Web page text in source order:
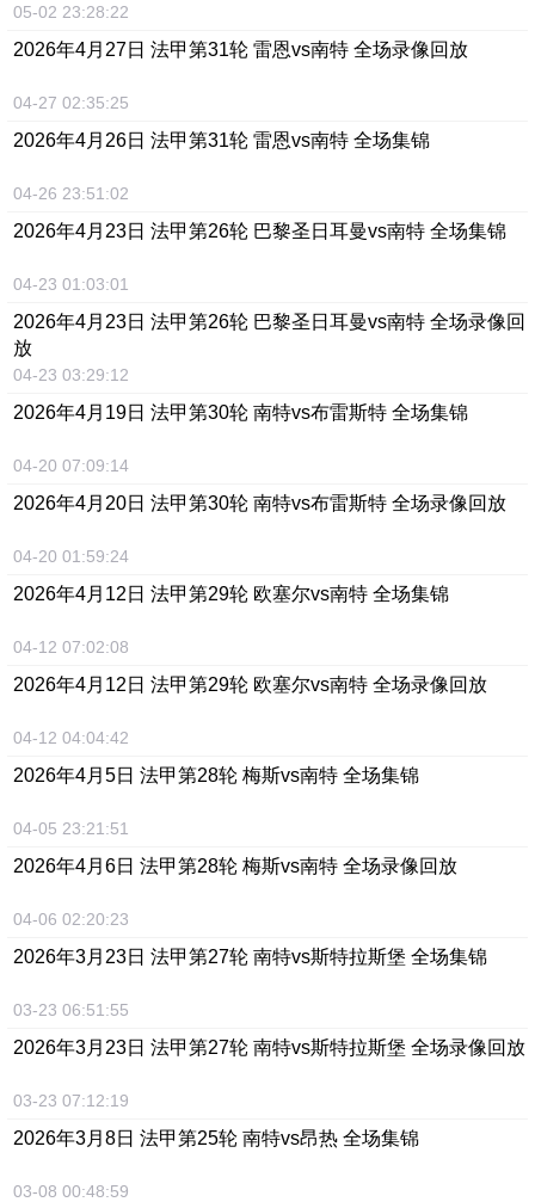
05-02 23:28:22
2026年4月27日 法甲第31轮 雷恩vs南特 全场录像回放
04-27 02:35:25
2026年4月26日 法甲第31轮 雷恩vs南特 全场集锦
04-26 23:51:02
2026年4月23日 法甲第26轮 巴黎圣日耳曼vs南特 全场集锦
04-23 01:03:01
2026年4月23日 法甲第26轮 巴黎圣日耳曼vs南特 全场录像回
放
04-23 03:29:12
2026年4月19日 法甲第30轮 南特vs布雷斯特 全场集锦
04-20 07:09:14
2026年4月20日 法甲第30轮 南特vs布雷斯特 全场录像回放
04-20 01:59:24
2026年4月12日 法甲第29轮 欧塞尔vs南特 全场集锦
04-12 07:02:08
2026年4月12日 法甲第29轮 欧塞尔vs南特 全场录像回放
04-12 04:04:42
2026年4月5日 法甲第28轮 梅斯vs南特 全场集锦
04-05 23:21:51
2026年4月6日 法甲第28轮 梅斯vs南特 全场录像回放
04-06 02:20:23
2026年3月23日 法甲第27轮 南特vs斯特拉斯堡 全场集锦
03-23 06:51:55
2026年3月23日 法甲第27轮 南特vs斯特拉斯堡 全场录像回放
03-23 07:12:19
2026年3月8日 法甲第25轮 南特vs昂热 全场集锦
03-08 00:48:59